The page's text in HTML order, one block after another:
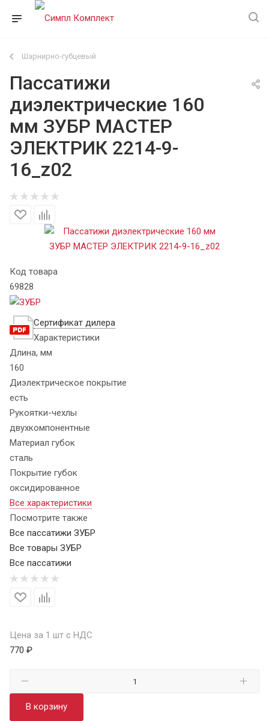
Шарнирно-губцевый
Пассатижи
диэлектрические 160
мм ЗУБР МАСТЕР
ЭЛЕКТРИК 2214-9-
16_z02
Код товара
69828
Сертификат дилера
Характеристики
Длина, мм
160
Диэлектрическое покрытие
есть
Рукоятки-чехлы
двухкомпонентные
Материал губок
сталь
Покрытие губок
оксидированное
Все характеристики
Посмотрите также
Все пассатижи ЗУБР
Все товары ЗУБР
Все пассатижи
Цена за 1 шт с НДС
770 ₽
В корзину